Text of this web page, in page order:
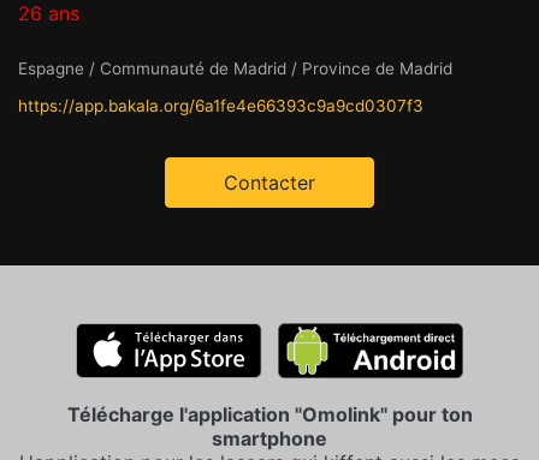
26 ans
Espagne / Communauté de Madrid / Province de Madrid
https://app.bakala.org/6a1fe4e66393c9a9cd0307f3
Contacter
Télécharge l'application "Omolink" pour ton
smartphone